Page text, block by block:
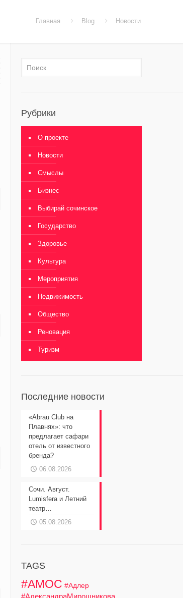
Главная Blog Новости
Рубрики
О проекте
Новости
Смыслы
Бизнес
Выбирай сочинское
Государство
Здоровье
Культура
Мероприятия
Недвижимость
Общество
Реновация
Туризм
Последние новости
«Abrau Club на
Плавнях»: что
предлагает сафари
отель от известного
бренда?
06.08.2026
Сочи. Август.
Lumisfera и Летний
театр…
05.08.2026
TAGS
#АМОС #Адлер
#АлександраМирошникова